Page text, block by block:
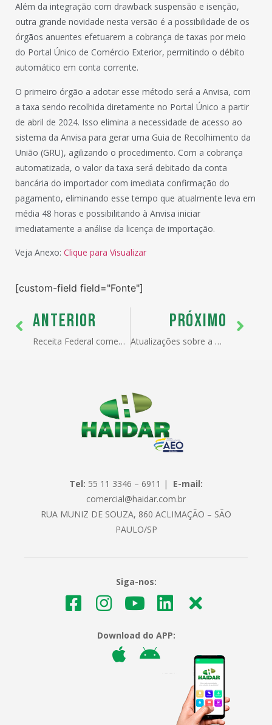
Além da integração com drawback suspensão e isenção,
outra grande novidade nesta versão é a possibilidade de os
órgãos anuentes efetuarem a cobrança de taxas por meio
do Portal Único de Comércio Exterior, permitindo o débito
automático em conta corrente.
O primeiro órgão a adotar esse método será a Anvisa, com
a taxa sendo recolhida diretamente no Portal Único a partir
de abril de 2024. Isso elimina a necessidade de acesso ao
sistema da Anvisa para gerar uma Guia de Recolhimento da
União (GRU), agilizando o procedimento. Com a cobrança
automatizada, o valor da taxa será debitado da conta
bancária do importador com imediata confirmação do
pagamento, eliminando esse tempo que atualmente leva em
média 48 horas e possibilitando à Anvisa iniciar
imediatamente a análise da licença de importação.
Veja Anexo: Clique para Visualizar
[custom-field field="Fonte"]
ANTERIOR
Receita Federal comemora o Dia Internacional das Aduanas
PRÓXIMO
Atualizações sobre a Greve dos Auditores Fiscais: RFB retoma paralisação entre 31/01 e 03/02 no Porto de Santos
Tel: 55 11 3346 – 6911 | E-mail:
comercial@haidar.com.br
RUA MUNIZ DE SOUZA, 860 ACLIMAÇÃO – SÃO
PAULO/SP
Siga-nos:
Download do APP: